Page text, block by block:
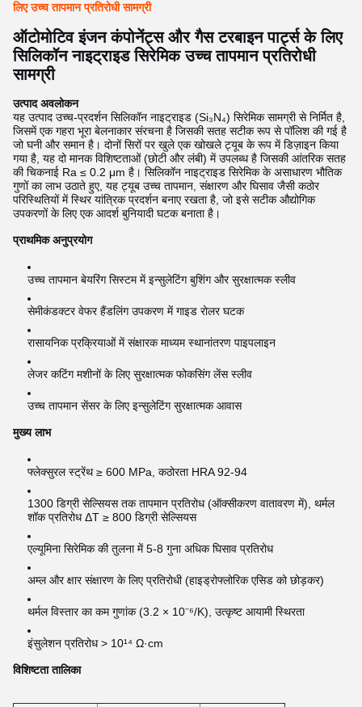
लिए उच्च तापमान प्रतिरोधी सामग्री
ऑटोमोटिव इंजन कंपोनेंट्स और गैस टरबाइन पार्ट्स के लिए
सिलिकॉन नाइट्राइड सिरेमिक उच्च तापमान प्रतिरोधी
सामग्री
उत्पाद अवलोकन
यह उत्पाद उच्च-प्रदर्शन सिलिकॉन नाइट्राइड (Si₃N₄) सिरेमिक सामग्री से निर्मित है,
जिसमें एक गहरा भूरा बेलनाकार संरचना है जिसकी सतह सटीक रूप से पॉलिश की गई है
जो घनी और समान है। दोनों सिरों पर खुले एक खोखले ट्यूब के रूप में डिज़ाइन किया
गया है, यह दो मानक विशिष्टताओं (छोटी और लंबी) में उपलब्ध है जिसकी आंतरिक सतह
की चिकनाई Ra ≤ 0.2 μm है। सिलिकॉन नाइट्राइड सिरेमिक के असाधारण भौतिक
गुणों का लाभ उठाते हुए, यह ट्यूब उच्च तापमान, संक्षारण और घिसाव जैसी कठोर
परिस्थितियों में स्थिर यांत्रिक प्रदर्शन बनाए रखता है, जो इसे सटीक औद्योगिक
उपकरणों के लिए एक आदर्श बुनियादी घटक बनाता है।
प्राथमिक अनुप्रयोग
उच्च तापमान बेयरिंग सिस्टम में इन्सुलेटिंग बुशिंग और सुरक्षात्मक स्लीव
सेमीकंडक्टर वेफर हैंडलिंग उपकरण में गाइड रोलर घटक
रासायनिक प्रक्रियाओं में संक्षारक माध्यम स्थानांतरण पाइपलाइन
लेजर कटिंग मशीनों के लिए सुरक्षात्मक फोकसिंग लेंस स्लीव
उच्च तापमान सेंसर के लिए इन्सुलेटिंग सुरक्षात्मक आवास
मुख्य लाभ
फ्लेक्सुरल स्ट्रेंथ ≥ 600 MPa, कठोरता HRA 92-94
1300 डिग्री सेल्सियस तक तापमान प्रतिरोध (ऑक्सीकरण वातावरण में), थर्मल
शॉक प्रतिरोध ΔT ≥ 800 डिग्री सेल्सियस
एल्यूमिना सिरेमिक की तुलना में 5-8 गुना अधिक घिसाव प्रतिरोध
अम्ल और क्षार संक्षारण के लिए प्रतिरोधी (हाइड्रोफ्लोरिक एसिड को छोड़कर)
थर्मल विस्तार का कम गुणांक (3.2 × 10⁻⁶/K), उत्कृष्ट आयामी स्थिरता
इंसुलेशन प्रतिरोध > 10¹⁴ Ω·cm
विशिष्टता तालिका